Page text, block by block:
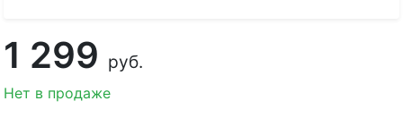
1 299 руб.
Нет в продаже